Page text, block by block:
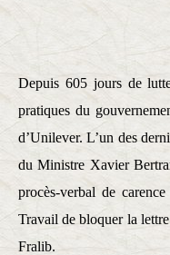
Depuis 605 jours de
pratiques du
d’Unilever. L’un des
du Ministre Xavier
procès-verbal de
Travail de bloquer la
Fralib.